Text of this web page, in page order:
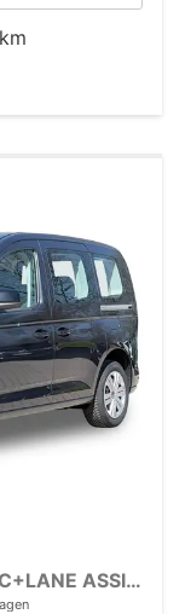
Trend NEUES MODELL+PDC+ACC+LANE ASSIST